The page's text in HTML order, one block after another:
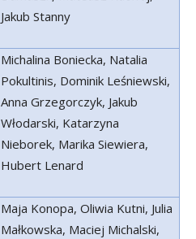
Jakub Stanny
Michalina Boniecka, Natalia
Pokultinis, Dominik Leśniewski,
Anna Grzegorczyk, Jakub
Włodarski, Katarzyna
Nieborek, Marika Siewiera,
Hubert Lenard
Maja Konopa, Oliwia Kutni, Julia
Małkowska, Maciej Michalski,